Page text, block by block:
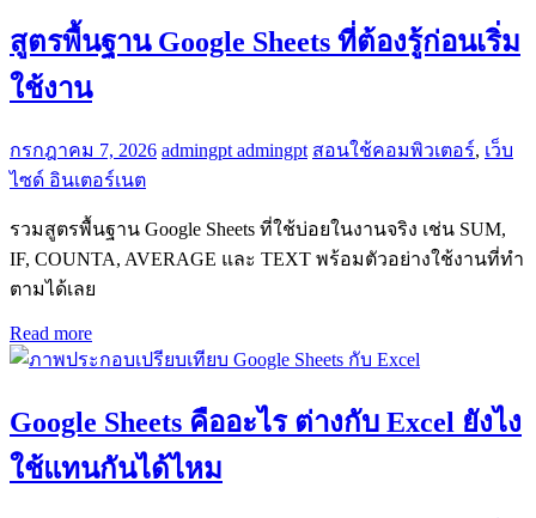
สูตรพื้นฐาน Google Sheets ที่ต้องรู้ก่อนเริ่ม
ใช้งาน
กรกฎาคม 7, 2026 admingpt admingpt สอนใช้คอมพิวเตอร์, เว็บ
ไซด์ อินเตอร์เนต
รวมสูตรพื้นฐาน Google Sheets ที่ใช้บ่อยในงานจริง เช่น SUM,
IF, COUNTA, AVERAGE และ TEXT พร้อมตัวอย่างใช้งานที่ทำ
ตามได้เลย
Read more
Google Sheets คืออะไร ต่างกับ Excel ยังไง
ใช้แทนกันได้ไหม